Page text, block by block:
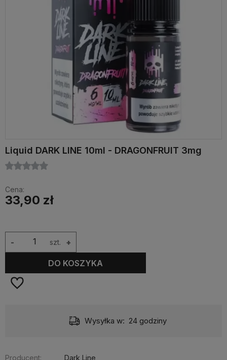
Liquid DARK LINE 10ml - DRAGONFRUIT 3mg
Cena:
33,90 zł
szt. +
-
DO KOSZYKA
Wysyłka w: 24 godziny
Producent:
Dark Line